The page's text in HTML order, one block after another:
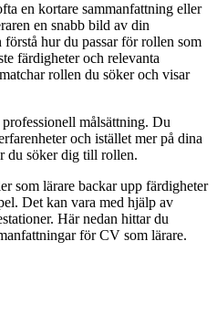
en kortare sammanfattning eller
en snabb bild av din
hur du passar för rollen som
färdigheter och relevanta
rollen du söker och visar
målsättning. Du
och istället mer på dina
du söker dig till rollen.
som lärare backar upp färdigheter
Det kan vara med hjälp av
Här nedan hittar du
för CV som lärare.